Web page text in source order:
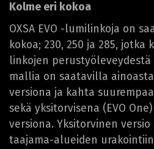
Kolme eri kokoa
OXSA EVO -lumilinkoja on
kokoa; 230, 250 ja 285,
linkojen perustyöleveydestä
mallia on saatavilla
versiona ja kahta
sekä yksitorvisena (EVO
versiona. Yksitorvinen
taajama-alueiden